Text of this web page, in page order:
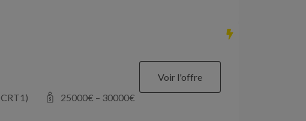
25000€ – 30000€
Voir l'offre